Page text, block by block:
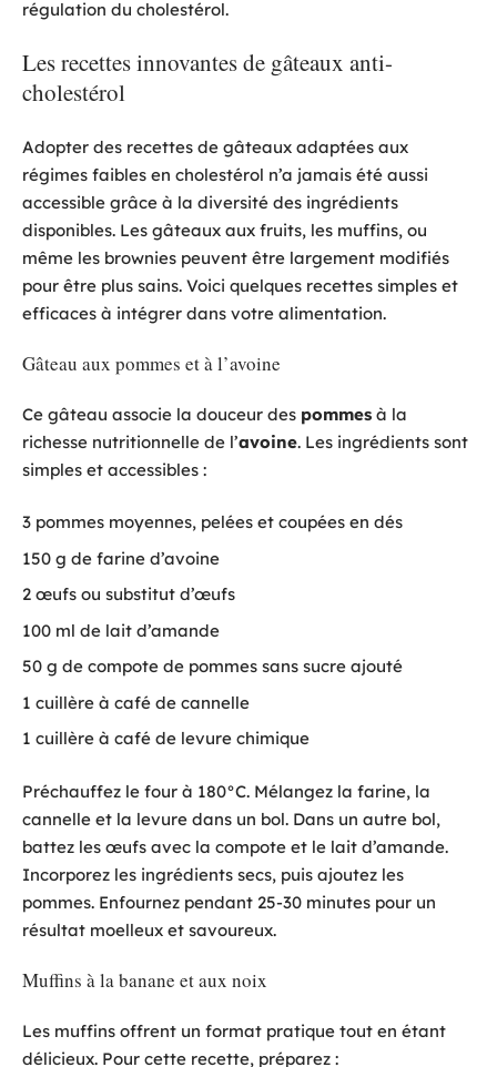
régulation du cholestérol.
Les recettes innovantes de gâteaux anti-
cholestérol
Adopter des recettes de gâteaux adaptées aux
régimes faibles en cholestérol n’a jamais été aussi
accessible grâce à la diversité des ingrédients
disponibles. Les gâteaux aux fruits, les muffins, ou
même les brownies peuvent être largement modifiés
pour être plus sains. Voici quelques recettes simples et
efficaces à intégrer dans votre alimentation.
Gâteau aux pommes et à l’avoine
Ce gâteau associe la douceur des pommes à la
richesse nutritionnelle de l’avoine. Les ingrédients sont
simples et accessibles :
3 pommes moyennes, pelées et coupées en dés
150 g de farine d’avoine
2 œufs ou substitut d’œufs
100 ml de lait d’amande
50 g de compote de pommes sans sucre ajouté
1 cuillère à café de cannelle
1 cuillère à café de levure chimique
Préchauffez le four à 180°C. Mélangez la farine, la
cannelle et la levure dans un bol. Dans un autre bol,
battez les œufs avec la compote et le lait d’amande.
Incorporez les ingrédients secs, puis ajoutez les
pommes. Enfournez pendant 25-30 minutes pour un
résultat moelleux et savoureux.
Muffins à la banane et aux noix
Les muffins offrent un format pratique tout en étant
délicieux. Pour cette recette, préparez :